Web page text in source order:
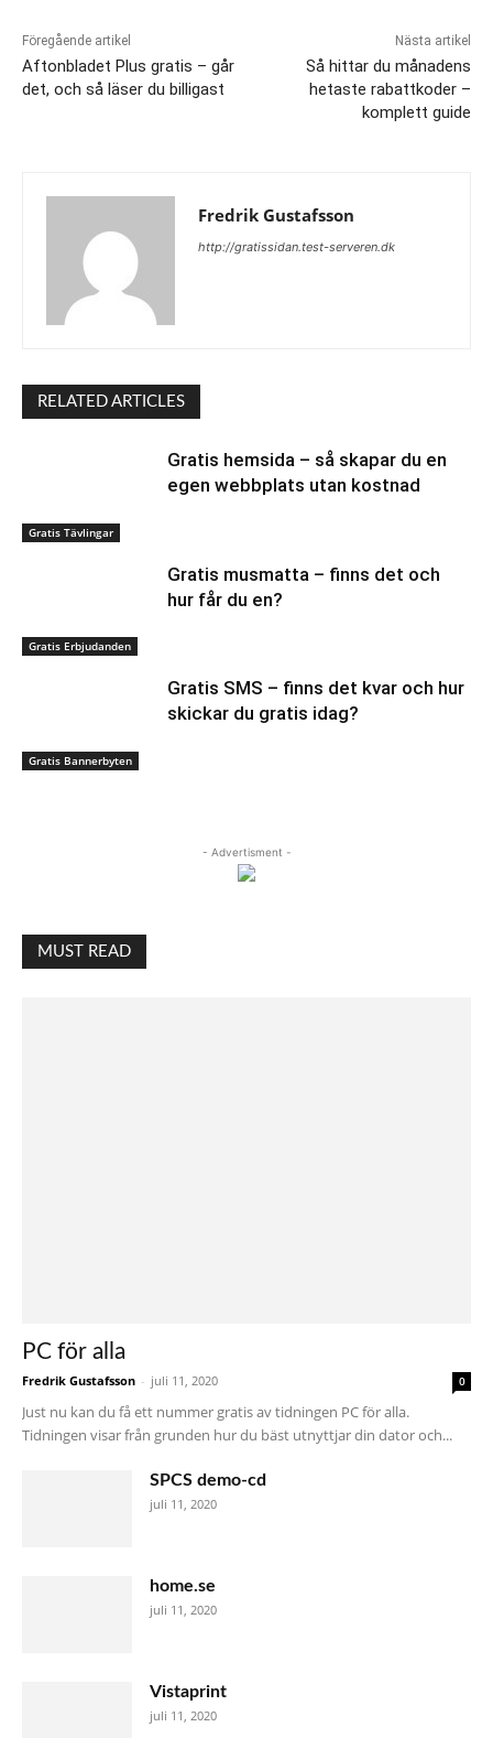
Föregående artikel
Aftonbladet Plus gratis – går
det, och så läser du billigast
Nästa artikel
Så hittar du månadens
hetaste rabattkoder –
komplett guide
Fredrik Gustafsson
http://gratissidan.test-serveren.dk
RELATED ARTICLES
Gratis Tävlingar
Gratis hemsida – så skapar du en
egen webbplats utan kostnad
Gratis Erbjudanden
Gratis musmatta – finns det och
hur får du en?
Gratis Bannerbyten
Gratis SMS – finns det kvar och hur
skickar du gratis idag?
- Advertisment -
MUST READ
PC för alla
Fredrik Gustafsson - juli 11, 2020 0
Just nu kan du få ett nummer gratis av tidningen PC för alla.
Tidningen visar från grunden hur du bäst utnyttjar din dator och...
SPCS demo-cd
juli 11, 2020
home.se
juli 11, 2020
Vistaprint
juli 11, 2020